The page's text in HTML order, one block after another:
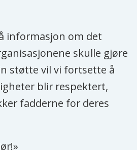
informasjon om det
skulle gjøre
støtte vil vi fortsette å
blir respektert,
fadderne for deres